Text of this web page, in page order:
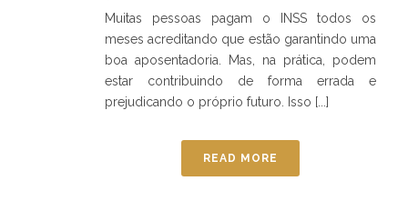
Muitas pessoas pagam o INSS todos os
meses acreditando que estão garantindo uma
boa aposentadoria. Mas, na prática, podem
estar contribuindo de forma errada e
prejudicando o próprio futuro. Isso [...]
READ MORE